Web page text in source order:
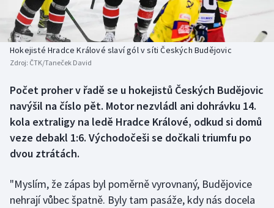
Basketbal
Biatlon
Box
Curling
Florbal
Historické návraty
Aplikace ČT sport
Hokejisté Hradce Králové slaví gól v síti Českých Budějovic
Zdroj: ČTK/Taneček David
Počet proher v řadě se u hokejistů Českých Budějovic
navýšil na číslo pět. Motor nezvládl ani dohrávku 14.
kola extraligy na ledě Hradce Králové, odkud si domů
veze debakl 1:6. Východočeši se dočkali triumfu po
dvou ztrátách.
"Myslím, že zápas byl poměrně vyrovnaný, Budějovice
nehrají vůbec špatně. Byly tam pasáže, kdy nás docela